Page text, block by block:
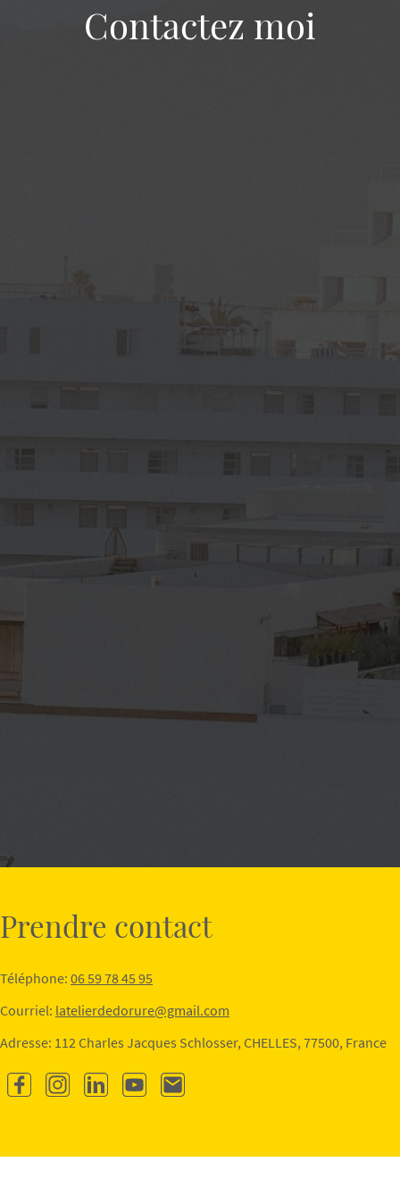
Contactez moi
Prendre contact
Téléphone: 06 59 78 45 95
Courriel: latelierdedorure@gmail.com
Adresse: 112 Charles Jacques Schlosser, CHELLES, 77500, France